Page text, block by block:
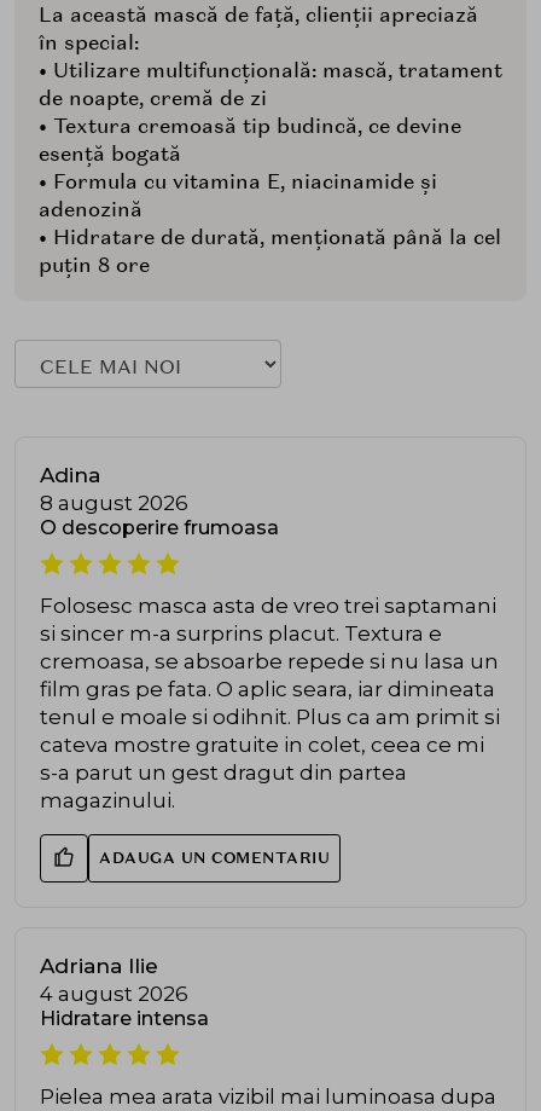
La această mască de față, clienții apreciază
în special:
• Utilizare multifuncțională: mască, tratament
de noapte, cremă de zi
• Textura cremoasă tip budincă, ce devine
esență bogată
• Formula cu vitamina E, niacinamide și
adenozină
• Hidratare de durată, menționată până la cel
puțin 8 ore
Adina
8 august 2026
O descoperire frumoasa
Folosesc masca asta de vreo trei saptamani
si sincer m-a surprins placut. Textura e
cremoasa, se absoarbe repede si nu lasa un
film gras pe fata. O aplic seara, iar dimineata
tenul e moale si odihnit. Plus ca am primit si
cateva mostre gratuite in colet, ceea ce mi
s-a parut un gest dragut din partea
magazinului.
ADAUGA UN COMENTARIU
Adriana Ilie
4 august 2026
Hidratare intensa
Pielea mea arata vizibil mai luminoasa dupa